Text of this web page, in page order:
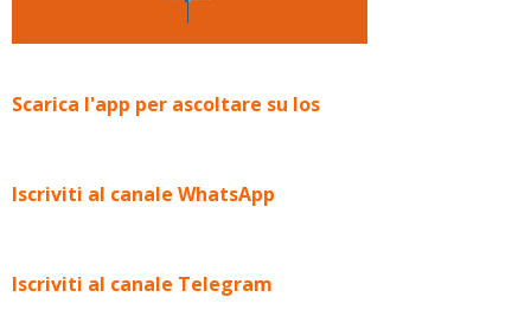
Scarica l'app per ascoltare su Ios
Iscriviti al canale WhatsApp
Iscriviti al canale Telegram